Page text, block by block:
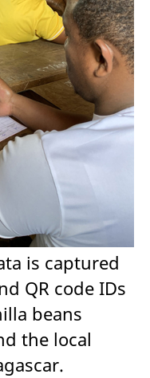
is captured
QR code IDs
beans
the local